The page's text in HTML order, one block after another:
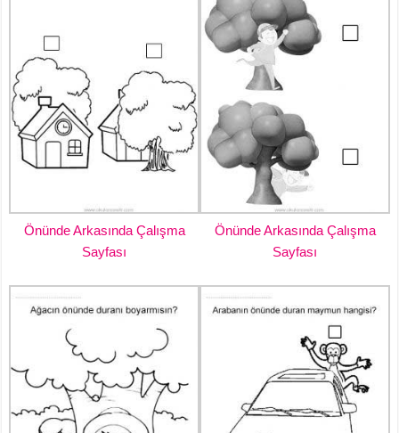
Önünde Arkasında Çalışma
Sayfası
Önünde Arkasında Çalışma
Sayfası